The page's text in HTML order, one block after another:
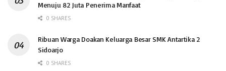
Menuju 82 Juta Penerima Manfaat
0 SHARES
Ribuan Warga Doakan Keluarga Besar SMK Antartika 2
Sidoarjo
0 SHARES